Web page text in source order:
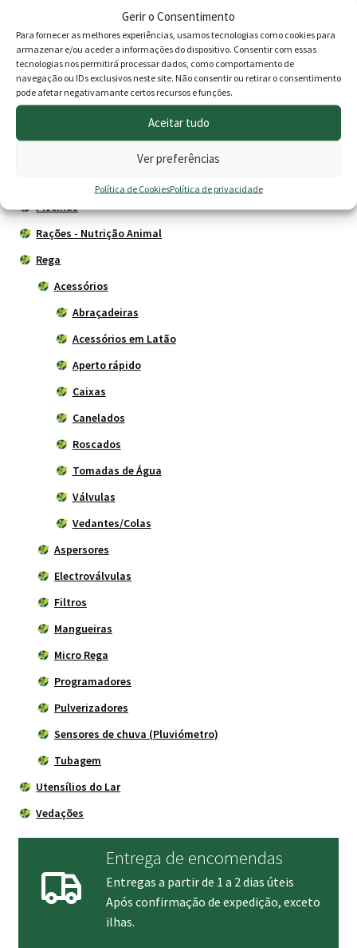
Gerir o Consentimento
Para fornecer as melhores experiências, usamos tecnologias como cookies para
armazenar e/ou aceder a informações do dispositivo. Consentir com essas
tecnologias nos permitirá processar dados, como comportamento de
navegação ou IDs exclusivos neste site. Não consentir ou retirar o consentimento
pode afetar negativamante certos recursos e funções.
Aceitar tudo
Ver preferências
Política de CookiesPolítica de privacidade
Animais
Cercas eléctricas
Construção
Piscinas
Rações - Nutrição Animal
Rega
Acessórios
Abraçadeiras
Acessórios em Latão
Aperto rápido
Caixas
Canelados
Roscados
Tomadas de Água
Válvulas
Vedantes/Colas
Aspersores
Electroválvulas
Filtros
Mangueiras
Micro Rega
Programadores
Pulverizadores
Sensores de chuva (Pluviómetro)
Tubagem
Utensílios do Lar
Vedações
Entrega de encomendas
Entregas a partir de 1 a 2 dias úteis
Após confirmação de expedição, exceto
ilhas.